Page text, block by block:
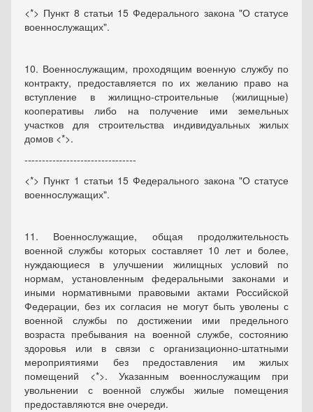
<*> Пункт 8 статьи 15 Федерального закона "О статусе
военнослужащих".
10. Военнослужащим, проходящим военную службу по
контракту, предоставляется по их желанию право на
вступление в жилищно-строительные (жилищные)
кооперативы либо на получение ими земельных
участков для строительства индивидуальных жилых
домов <*>.
--------------------------------
<*> Пункт 1 статьи 15 Федерального закона "О статусе
военнослужащих".
11. Военнослужащие, общая продолжительность
военной службы которых составляет 10 лет и более,
нуждающиеся в улучшении жилищных условий по
нормам, установленным федеральными законами и
иными нормативными правовыми актами Российской
Федерации, без их согласия не могут быть уволены с
военной службы по достижении ими предельного
возраста пребывания на военной службе, состоянию
здоровья или в связи с организационно-штатными
мероприятиями без предоставления им жилых
помещений <*>. Указанным военнослужащим при
увольнении с военной службы жилые помещения
предоставляются вне очереди.